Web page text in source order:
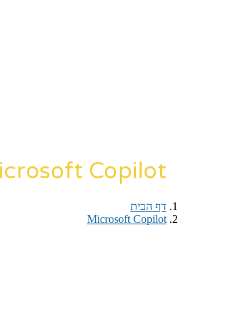
Copilot
דף הבית
Microsoft Copilot